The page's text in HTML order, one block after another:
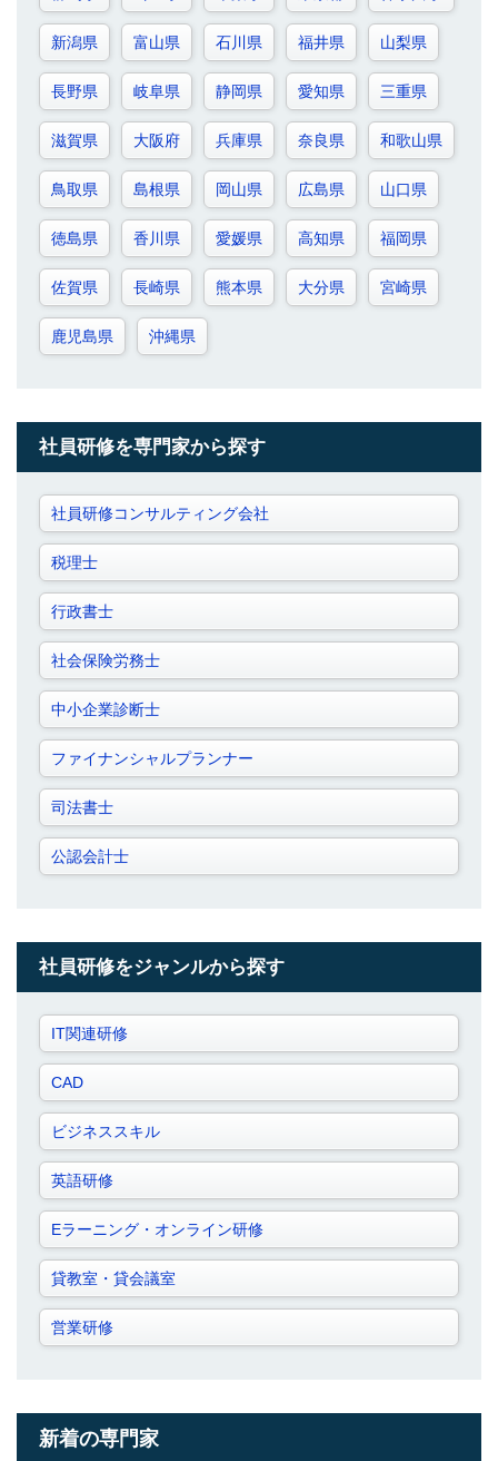
新潟県 富山県 石川県 福井県 山梨県
長野県 岐阜県 静岡県 愛知県 三重県
滋賀県 大阪府 兵庫県 奈良県 和歌山県
鳥取県 島根県 岡山県 広島県 山口県
徳島県 香川県 愛媛県 高知県 福岡県
佐賀県 長崎県 熊本県 大分県 宮崎県
鹿児島県 沖縄県
社員研修を専門家から探す
社員研修コンサルティング会社
税理士
行政書士
社会保険労務士
中小企業診断士
ファイナンシャルプランナー
司法書士
公認会計士
社員研修をジャンルから探す
IT関連研修
CAD
ビジネススキル
英語研修
Eラーニング・オンライン研修
貸教室・貸会議室
営業研修
新着の専門家